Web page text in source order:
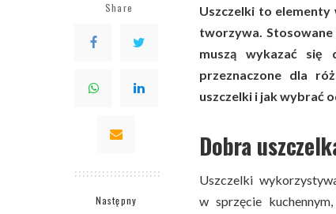
Share
Następny
Uszczelki to elementy
tworzywa.
muszą wykazać się
przeznaczone dla
uszczelki i jak wybrać
Dobra
Uszczelki
w sprzęcie